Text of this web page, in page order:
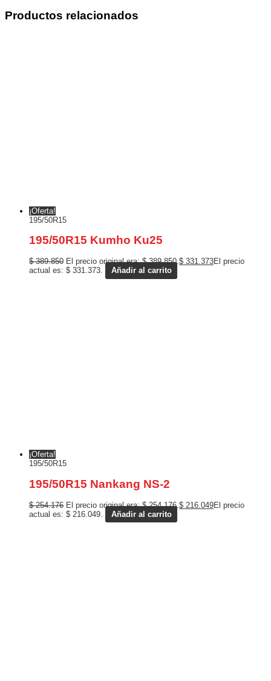
Productos relacionados
¡Oferta!
195/50R15
195/50R15 Kumho Ku25
$389.850 El precio original era: $ 389.850.$ 331.373El precio
actual es: $ 331.373.
Añadir al carrito
¡Oferta!
195/50R15
195/50R15 Nankang NS-2
$254.176 El precio original era: $ 254.176.$ 216.049El precio
actual es: $ 216.049.
Añadir al carrito